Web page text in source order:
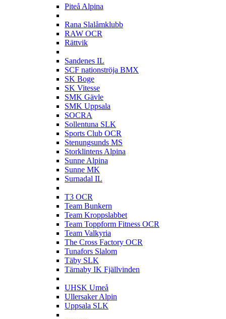
Piteå Alpina
Rana Slalåmklubb
RAW OCR
Rättvik
Sandenes IL
SCF nationströja BMX
SK Boge
SK Vitesse
SMK Gävle
SMK Uppsala
SOCRA
Sollentuna SLK
Sports Club OCR
Stenungsunds MS
Storklintens Alpina
Sunne Alpina
Sunne MK
Surnadal IL
T3 OCR
Team Bunkern
Team Kroppslabbet
Team Toppform Fitness OCR
Team Valkyria
The Cross Factory OCR
Tunafors Slalom
Täby SLK
Tärnaby IK Fjällvinden
UHSK Umeå
Ullersaker Alpin
Uppsala SLK